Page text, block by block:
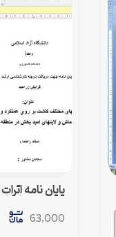
پایان نامه
عملكرد و
بخش
63,000